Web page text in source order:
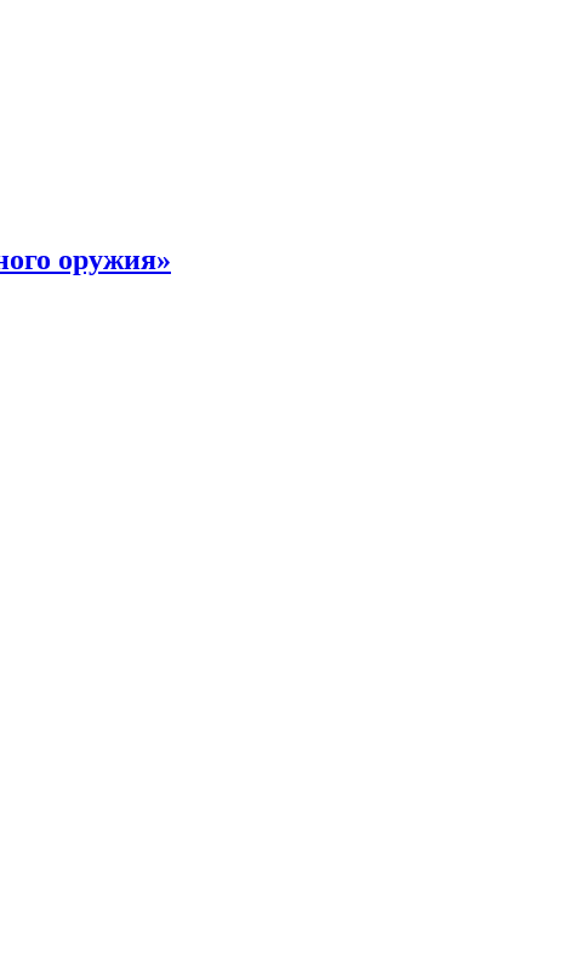
оружия»